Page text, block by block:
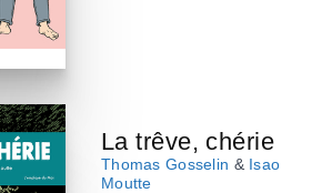
La trêve, chérie
Thomas Gosselin & Isao
Moutte